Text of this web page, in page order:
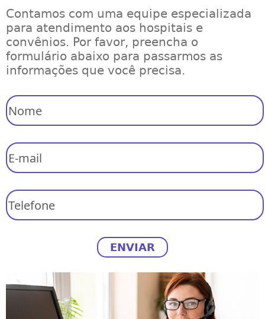
Contamos com uma equipe especializada
para atendimento aos hospitais e
convênios. Por favor, preencha o
formulário abaixo para passarmos as
informações que você precisa.
ENVIAR